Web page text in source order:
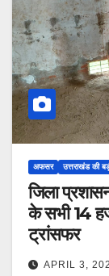
अफसर उत्तराखंड की
जिला
के सभी 14
ट्रांसफर
APRIL 3,